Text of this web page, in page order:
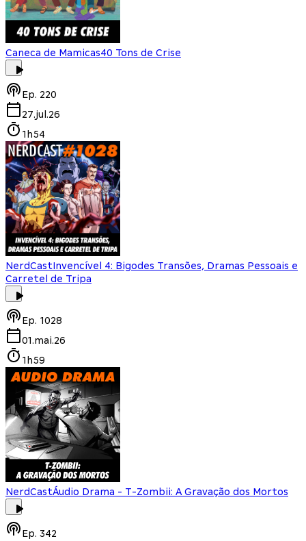
Caneca de Mamicas40 Tons de Crise
Ep. 220
27.jul.26
1h54
NerdCastInvencível 4: Bigodes Transões, Dramas Pessoais e
Carretel de Tripa
Ep. 1028
01.mai.26
1h59
NerdCastÁudio Drama - T-Zombii: A Gravação dos Mortos
Ep. 342